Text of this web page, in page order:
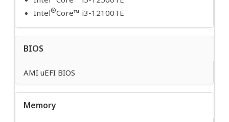
Intel®Core™ i3-12100TE
BIOS
AMI uEFI BIOS
Memory